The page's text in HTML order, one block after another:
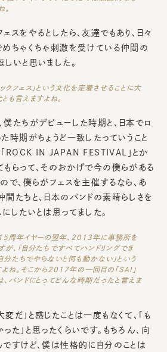
スをやるとしたら、友達でもあり、日々
めちゃくちゃ刺激を受けている仲間の
いと思いました。
クフェス」という文化を定着させることに大
も言えますよね。
たちがデビューした時期と、日本でロ
時期がちょうど一致したっていうこと
「ROCK IN JAPAN FESTIVAL」とか
もらって、そのおかげで今の僕らがある
で、僕らがフェスを主催するなら、あ
たちと、日本のバンドの素晴らしさを
したいとは思ってました。
周年イヤーの翌年、2013年に事務所を
、「自分たちですべてハンドリングでき
自分たちでやらないと何も動かない」という
よね。そこから2017年の一回目の「SAI」
バンドにとってどんな時期だったと言えま
だ」と感じたことは一度もなくて、「も
た」と思ったくらいです。もちろん、向
ですけど、僕は性格的に自分のことは